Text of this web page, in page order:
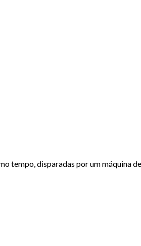
tempo, disparadas por um máquina